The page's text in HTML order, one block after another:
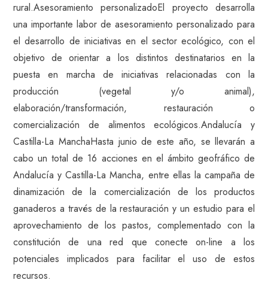
rural.Asesoramiento personalizadoEl proyecto desarrolla
una importante labor de asesoramiento personalizado para
el desarrollo de iniciativas en el sector ecológico, con el
objetivo de orientar a los distintos destinatarios en la
puesta en marcha de iniciativas relacionadas con la
producción (vegetal y/o animal),
elaboración/transformación, restauración o
comercialización de alimentos ecológicos.Andalucía y
Castilla-La ManchaHasta junio de este año, se llevarán a
cabo un total de 16 acciones en el ámbito geofráfico de
Andalucía y Castilla-La Mancha, entre ellas la campaña de
dinamización de la comercialización de los productos
ganaderos a través de la restauración y un estudio para el
aprovechamiento de los pastos, complementado con la
constitución de una red que conecte on-line a los
potenciales implicados para facilitar el uso de estos
recursos.